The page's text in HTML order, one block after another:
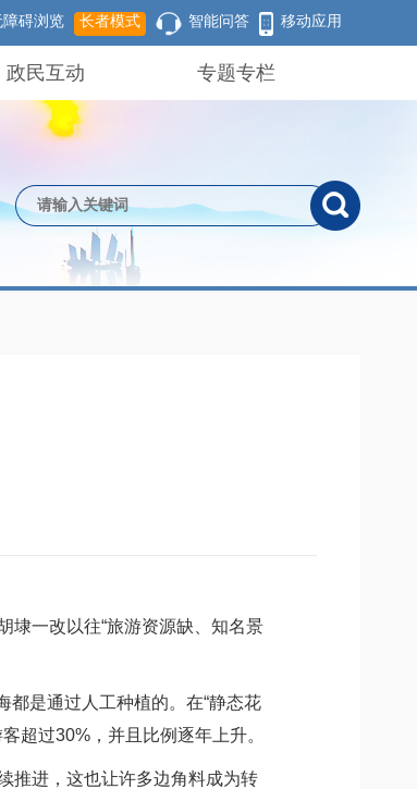
障碍浏览 长者模式 智能问答 移动应用
政民互动 专题专栏
一改以往“旅游资源缺、知名景
是通过人工种植的。在“静态花
超过30%，并且比例逐年上升。
推进，这也让许多边角料成为转